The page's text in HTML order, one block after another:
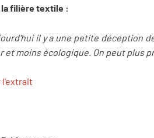
la filière textile :
il y a une petite déception
et moins écologique. On peut plus
l'extrait